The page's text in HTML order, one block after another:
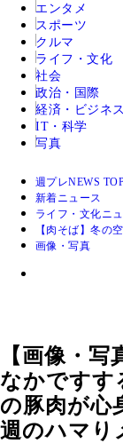
エンタメ
スポーツ
クルマ
ライフ・文化
社会
政治・国際
経済・ビジネス
IT・科学
写真
週プレNEWS
新着ニュース
ライフ・文化ニ
【肉そば】冬の
画像・写真
【画像・
なかですす
の豚肉が心
週のハマり